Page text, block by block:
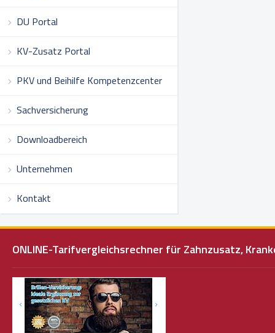
DU Portal
KV-Zusatz Portal
PKV und Beihilfe Kompetenzcenter
Sachversicherung
Downloadbereich
Unternehmen
Kontakt
ONLINE-Tarifvergleichsrechner für Zahnzusatz,